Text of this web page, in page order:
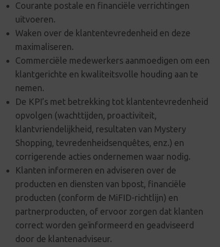
Courante postale en financiële verrichtingen
uitvoeren.
Waken over de klantentevredenheid en deze
maximaliseren.
Commerciële medewerkers aanmoedigen om een
klantgerichte en kwaliteitsvolle houding aan te
nemen.
De KPI’s met betrekking tot klantentevredenheid
opvolgen (wachttijden, proactiviteit,
klantvriendelijkheid, resultaten van Mystery
Shopping, tevredenheidsenquêtes, enz.) en
corrigerende acties ondernemen waar nodig.
Klanten informeren en adviseren over de
producten en diensten van bpost, financiële
producten (conform de MiFID-richtlijn) en
partnerproducten, of ervoor zorgen dat klanten
correct worden geïnformeerd en geadviseerd
door de klantenadviseur.